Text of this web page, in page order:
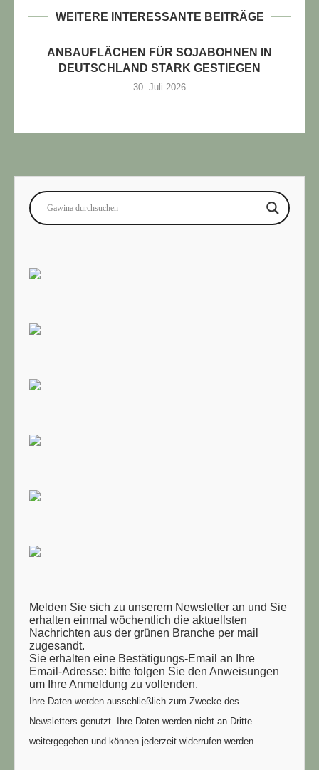
WEITERE INTERESSANTE BEITRÄGE
ANBAUFLÄCHEN FÜR SOJABOHNEN IN
DEUTSCHLAND STARK GESTIEGEN
30. Juli 2026
Melden Sie sich zu unserem Newsletter an und Sie
erhalten einmal wöchentlich die aktuellsten
Nachrichten aus der grünen Branche per mail
zugesandt.
Sie erhalten eine Bestätigungs-Email an Ihre
Email-Adresse: bitte folgen Sie den Anweisungen
um Ihre Anmeldung zu vollenden.
Ihre Daten werden ausschließlich zum Zwecke des
Newsletters genutzt. Ihre Daten werden nicht an Dritte
weitergegeben und können jederzeit widerrufen werden.